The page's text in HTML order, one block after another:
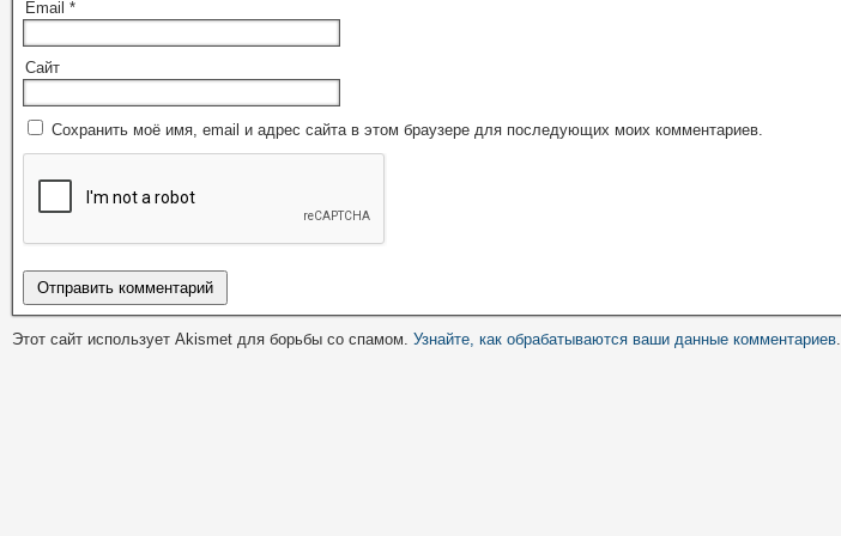
Email *
Сайт
Сохранить моё имя, email и адрес сайта в этом браузере для последующих моих комментариев.
Этот сайт использует Akismet для борьбы со спамом. Узнайте, как обрабатываются ваши данные комментариев.